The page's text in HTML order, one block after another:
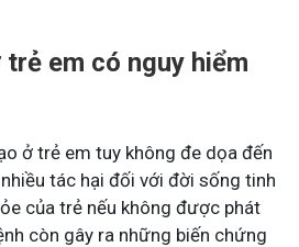
em có nguy hiểm
ở trẻ em tuy không đe dọa đến
tác hại đối với đời sống tinh
của trẻ nếu không được phát
còn gây ra những biến chứng